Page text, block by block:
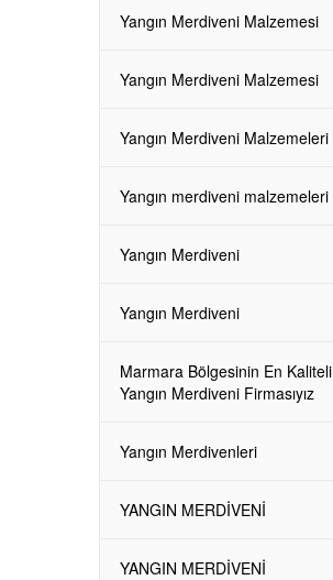
Yangın Merdiveni Malzemesi
Yangın Merdiveni Malzemesi
Yangın Merdiveni Malzemeleri
Yangın merdiveni malzemeleri
Yangın Merdiveni
Yangın Merdiveni
Marmara Bölgesinin En Kaliteli
Yangın Merdiveni Firmasıyız
Yangın Merdivenleri
YANGIN MERDİVENİ
YANGIN MERDİVENİ